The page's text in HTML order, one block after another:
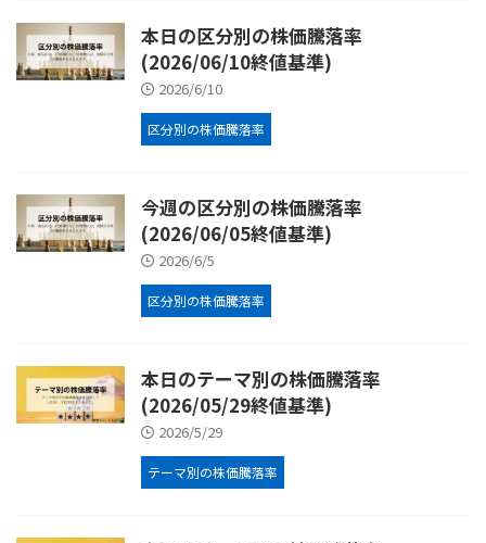
本日の区分別の株価騰落率
(2026/06/10終値基準)
2026/6/10
区分別の株価騰落率
今週の区分別の株価騰落率
(2026/06/05終値基準)
2026/6/5
区分別の株価騰落率
本日のテーマ別の株価騰落率
(2026/05/29終値基準)
2026/5/29
テーマ別の株価騰落率